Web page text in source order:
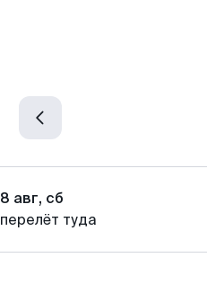
8 авг, сб
перелёт туда